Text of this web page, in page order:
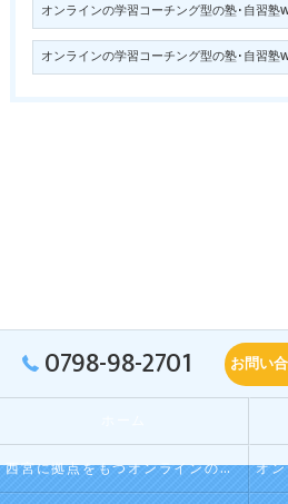
オンラインの学習コーチング型の塾･自習塾
オンラインの学習コーチング型の塾･自習塾
0798-98-2701 お問い
西宮に拠点をもつオンラインの学習コーチング型・映像授業型の塾･自習塾WillBeの口コミ情報